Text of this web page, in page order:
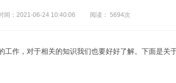
间：2021-06-24 10:40:06 阅读： 5694次
作，对于相关的知识我们也要好好了解。下面是关